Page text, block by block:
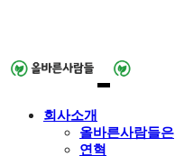
회사소개
올바른사람들은
연혁